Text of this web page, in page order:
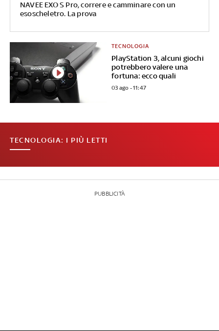
NAVEE EXO S Pro, correre e camminare con un
esoscheletro. La prova
PlayStation 3, alcuni giochi
potrebbero valere una
fortuna: ecco quali
TECNOLOGIA
03 ago - 11:47
TECNOLOGIA: I PIÙ LETTI
PUBBLICITÀ